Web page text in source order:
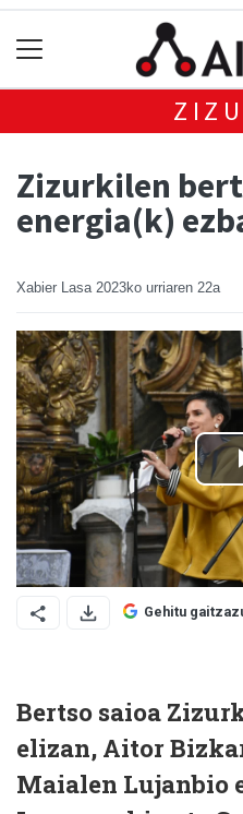
Zizurkilen
energia(k)
Xabier Lasa 2023ko urriaren 22a
Gehitu
Bertso saioa
elizan, Aitor
Maialen Lujanbio